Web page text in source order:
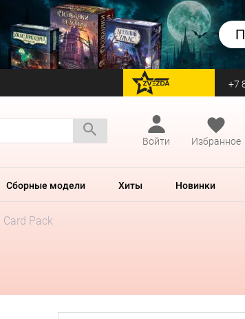
перейти на Zvezda +7
Войти
Избранное
Сборные модели Хиты Новинки
Pack